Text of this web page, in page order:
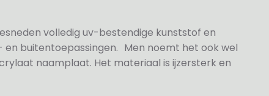
volledig uv-bestendige kunststof en
buitentoepassingen. Men noemt het ook wel
naamplaat. Het materiaal is ijzersterk en